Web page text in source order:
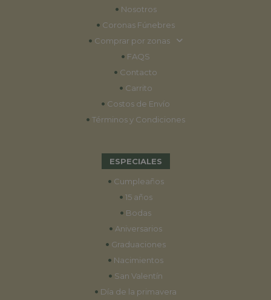
• Nosotros
• Coronas Fúnebres
• Comprar por zonas
• FAQS
• Contacto
• Carrito
• Costos de Envío
• Términos y Condiciones
ESPECIALES
• Cumpleaños
• 15 años
• Bodas
• Aniversarios
• Graduaciones
• Nacimientos
• San Valentín
• Día de la primavera